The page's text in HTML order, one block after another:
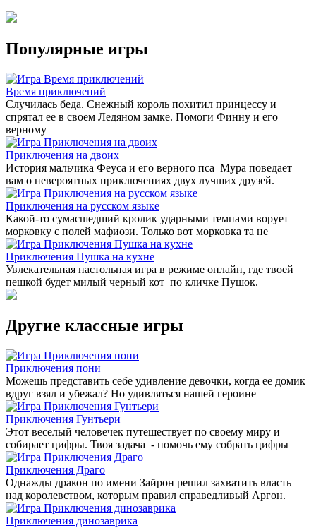
Популярные игры
Время приключений
Случилась беда. Снежный король похитил принцессу и
спрятал ее в своем Ледяном замке. Помоги Финну и его
верному
Приключения на двоих
История мальчика Феуса и его верного пса Мура поведает
вам о невероятных приключениях двух лучших друзей.
Приключения на русском языке
Какой-то сумасшедший кролик ударными темпами ворует
морковку с полей мафиози. Только вот морковка та не
Приключения Пушка на кухне
Увлекательная настольная игра в режиме онлайн, где твоей
пешкой будет милый черный кот по кличке Пушок.
Другие классные игры
Приключения пони
Можешь представить себе удивление девочки, когда ее домик
вдруг взял и убежал? Но удивляться нашей героине
Приключения Гунтьери
Этот веселый человечек путешествует по своему миру и
собирает цифры. Твоя задача - помочь ему собрать цифры
Приключения Драго
Однажды дракон по имени Зайрон решил захватить власть
над королевством, которым правил справедливый Аргон.
Приключения динозаврика